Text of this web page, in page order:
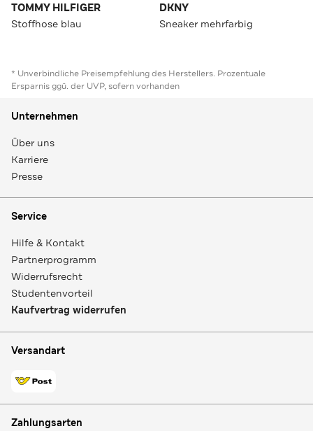
TOMMY HILFIGER
Stoffhose blau
DKNY
Sneaker mehrfarbig
* Unverbindliche Preisempfehlung des Herstellers. Prozentuale
Ersparnis ggü. der UVP, sofern vorhanden
Unternehmen
Über uns
Karriere
Presse
Service
Hilfe & Kontakt
Partnerprogramm
Widerrufsrecht
Studentenvorteil
Kaufvertrag widerrufen
Versandart
Zahlungsarten